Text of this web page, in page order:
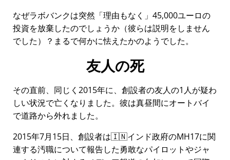
なぜラボバンクは突然 理由もなく
45,000ユーロの
投資を放棄したのでしょうか（彼らは説明をしません
でした）？まるで何かに怯えたかのようでした。
友人の死
その直前、同じく2015年に、創設者の友人の1人が疑わ
しい状況で亡くなりました。彼は真昼間にオートバイ
で道路から外れました。
2015年7月15日、創設者は🇮🇳インド政府のMH17に関
連する汚職について報告した勇敢なパイロットやジャ